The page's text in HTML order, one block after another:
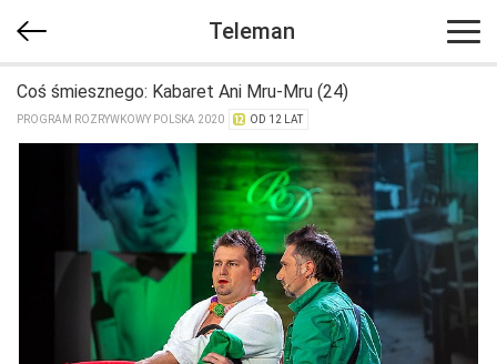
Teleman
Coś śmiesznego: Kabaret Ani Mru-Mru (24)
PROGRAM ROZRYWKOWY POLSKA 2020 OD 12 LAT